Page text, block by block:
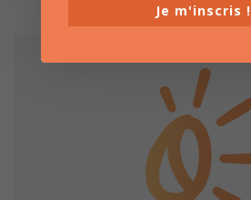
Je m'inscris !